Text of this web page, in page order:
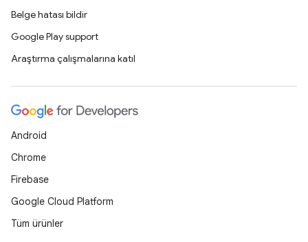
Belge hatası bildir
Google Play support
Araştırma çalışmalarına katıl
Android
Chrome
Firebase
Google Cloud Platform
Tüm ürünler